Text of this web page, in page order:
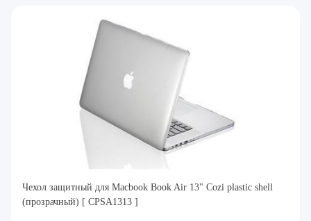
Чехол защитный для Macbook Book Air 13" Cozi plastic shell
(прозрачный) [ CPSA1313 ]